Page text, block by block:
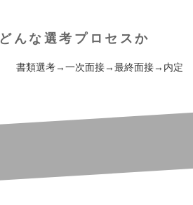
どんな選考プロセスか
書類選考→一次面接→最終面接→内定